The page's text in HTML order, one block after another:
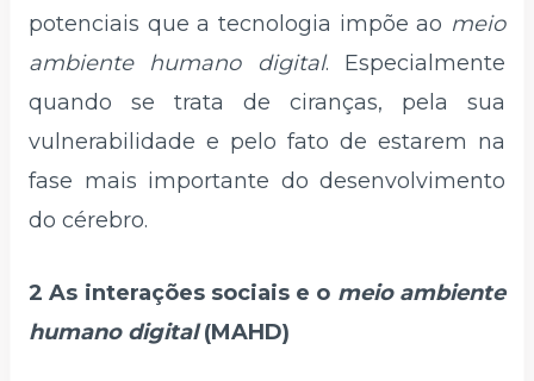
potenciais que a tecnologia impõe ao meio
ambiente humano digital. Especialmente
quando se trata de ciranças, pela sua
vulnerabilidade e pelo fato de estarem na
fase mais importante do desenvolvimento
do cérebro.
2 As interações sociais e o meio ambiente
humano digital(MAHD)